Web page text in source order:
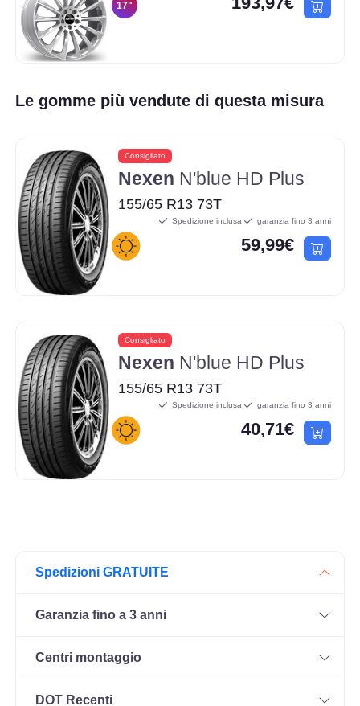
17"
Le gomme più vendute di questa misura
Consigliato
Nexen N'blue HD Plus
155/65 R13 73T
Spedizione inclusa garanzia fino 3 anni
59,99€
Consigliato
Nexen N'blue HD Plus
155/65 R13 73T
Spedizione inclusa garanzia fino 3 anni
40,71€
Spedizioni GRATUITE
Garanzia fino a 3 anni
Centri montaggio
DOT Recenti